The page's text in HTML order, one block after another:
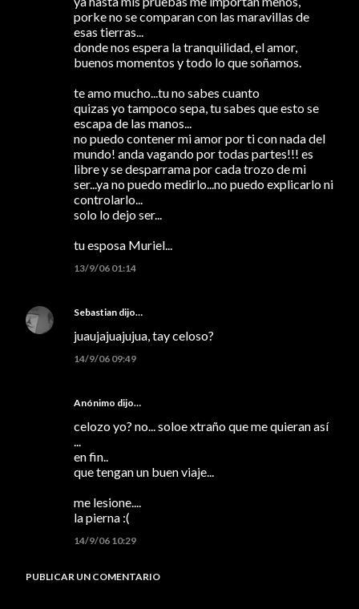
porke no se comparan con las maravillas de
esas tierras...
donde nos espera la tranquilidad, el amor,
buenos momentos y todo lo que soñamos.
te amo mucho...tu no sabes cuanto
quizas yo tampoco sepa, tu sabes que esto se
escapa de las manos...
no puedo contener mi amor por ti con nada del
mundo! anda vagando por todas partes!!! es
libre y se desparrama por cada trozo de mi
ser...ya no puedo medirlo...no puedo explicarlo ni
controlarlo...
solo lo dejo ser...
tu esposa Muriel...
13/9/06 01:14
Sebastian dijo…
juaujajuajujua, tay celoso?
14/9/06 09:49
Anónimo dijo…
celozo yo? no... soloe xtraño que me quieran así
...
en fin..
que tengan un buen viaje...
me lesione....
la pierna :(
14/9/06 10:29
PUBLICAR UN COMENTARIO